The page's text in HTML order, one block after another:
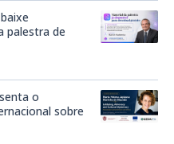
palestra de
o
sobre